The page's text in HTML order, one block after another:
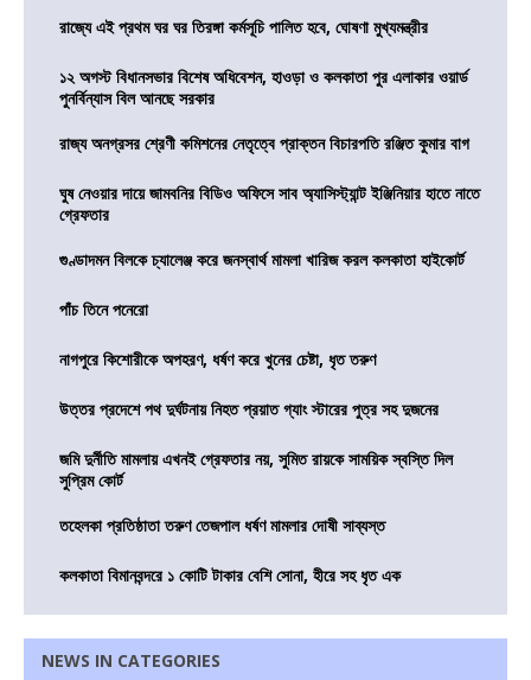
রাজ্যে এই প্রথম ঘর ঘর তিরঙ্গা কর্মসূচি পালিত হবে, ঘোষণা মুখ্যমন্ত্রীর
১২ অগস্ট বিধানসভার বিশেষ অধিবেশন, হাওড়া ও কলকাতা পুর এলাকার ওয়ার্ড
পুনর্বিন্যাস বিল আনছে সরকার
রাজ্য অনগ্রসর শ্রেণী কমিশনের নেতৃত্বে প্রাক্তন বিচারপতি রঞ্জিত কুমার বাগ
ঘুষ নেওয়ার দায়ে জামবনির বিডিও অফিসে সাব অ্যাসিস্ট্যান্ট ইঞ্জিনিয়ার হাতে নাতে
গ্রেফতার
গুণ্ডাদমন বিলকে চ্যালেঞ্জ করে জনস্বার্থ মামলা খারিজ করল কলকাতা হাইকোর্ট
পাঁচ তিনে পনেরো
নাগপুরে কিশোরীকে অপহরণ, ধর্ষণ করে খুনের চেষ্টা, ধৃত তরুণ
উত্তর প্রদেশে পথ দুর্ঘটনায় নিহত প্রয়াত গ্যাং স্টারের পুত্র সহ দুজনের
জমি দুর্নীতি মামলায় এখনই গ্রেফতার নয়, সুমিত রায়কে সাময়িক স্বস্তি দিল
সুপ্রিম কোর্ট
তহেলকা প্রতিষ্ঠাতা তরুণ তেজপাল ধর্ষণ মামলার দোষী সাব্যস্ত
কলকাতা বিমানবন্দরে ১ কোটি টাকার বেশি সোনা, হীরে সহ ধৃত এক
NEWS IN CATEGORIES